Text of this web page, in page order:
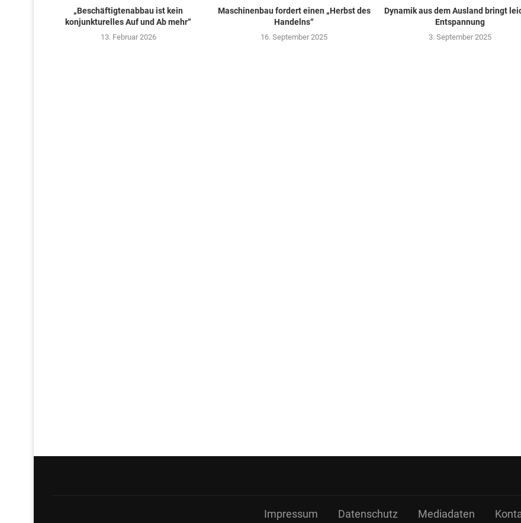
„Beschäftigtenabbau ist kein
konjunkturelles Auf und Ab mehr“
13. Februar 2026
Maschinenbau fordert einen „Herbst des
Handelns“
16. September 2025
Dynamik aus dem Ausland bringt
Entspannung
3. September 2025
Impressum Datenschutz Mediadaten